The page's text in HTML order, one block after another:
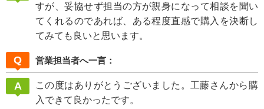
すが、妥協せず担当の方が親身になって相談を聞い
てくれるのであれば、ある程度直感で購入を決断し
てみても良いと思います。
営業担当者へ一言：
この度はありがとうございました。工藤さんから購
入できて良かったです。